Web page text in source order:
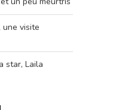
une visite
star, Laila